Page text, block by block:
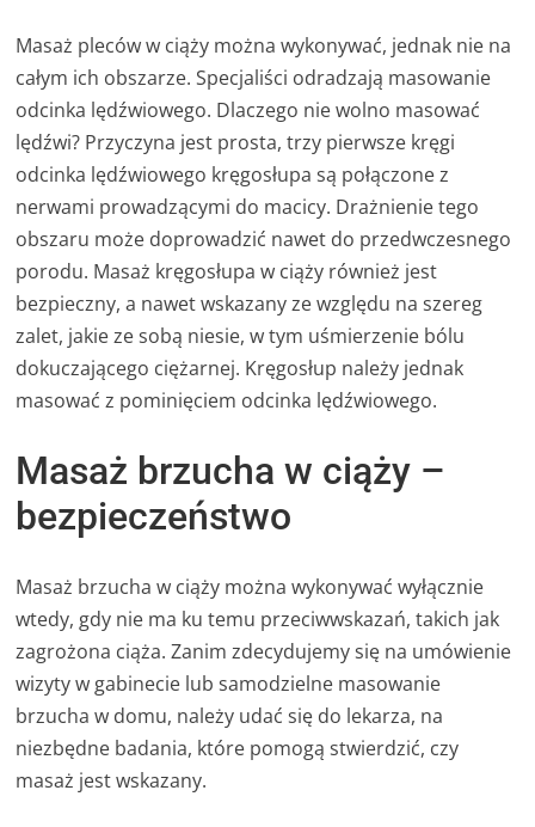
Masaż pleców w ciąży można wykonywać, jednak nie na
całym ich obszarze. Specjaliści odradzają masowanie
odcinka lędźwiowego. Dlaczego nie wolno masować
lędźwi? Przyczyna jest prosta, trzy pierwsze kręgi
odcinka lędźwiowego kręgosłupa są połączone z
nerwami prowadzącymi do macicy. Drażnienie tego
obszaru może doprowadzić nawet do przedwczesnego
porodu. Masaż kręgosłupa w ciąży również jest
bezpieczny, a nawet wskazany ze względu na szereg
zalet, jakie ze sobą niesie, w tym uśmierzenie bólu
dokuczającego ciężarnej. Kręgosłup należy jednak
masować z pominięciem odcinka lędźwiowego.
Masaż brzucha w ciąży –
bezpieczeństwo
Masaż brzucha w ciąży można wykonywać wyłącznie
wtedy, gdy nie ma ku temu przeciwwskazań, takich jak
zagrożona ciąża. Zanim zdecydujemy się na umówienie
wizyty w gabinecie lub samodzielne masowanie
brzucha w domu, należy udać się do lekarza, na
niezbędne badania, które pomogą stwierdzić, czy
masaż jest wskazany.